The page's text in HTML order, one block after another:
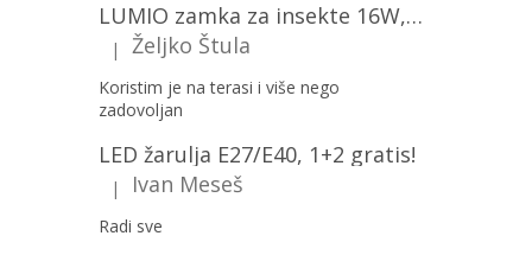
LUMIO zamka za insekte 16W, 1+1 gratis! [MKE004]
The product rating is 5 out of 5 stars.
| Željko Štula
Koristim je na terasi i više nego
zadovoljan
LED žarulja E27/E40, 1+2 gratis!
The product rating is 5 out of 5 stars.
| Ivan Meseš
Radi sve